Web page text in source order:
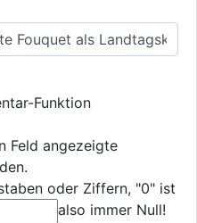
Funktion
Feld angezeigte
oder Ziffern, "0" ist
also immer Null!